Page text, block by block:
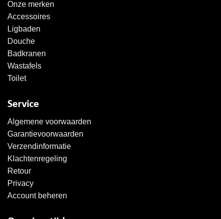
Onze merken
Accessoires
Ligbaden
Douche
Badkranen
Wastafels
Toilet
Service
Algemene voorwaarden
Garantievoorwaarden
Verzendinformatie
Klachtenregeling
Retour
Privacy
Account beheren